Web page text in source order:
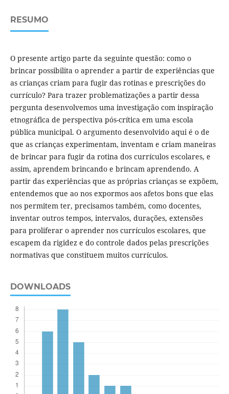
RESUMO
O presente artigo parte da seguinte questão: como o
brincar possibilita o aprender a partir de experiências que
as crianças criam para fugir das rotinas e prescrições do
currículo? Para trazer problematizações a partir dessa
pergunta desenvolvemos uma investigação com inspiração
etnográfica de perspectiva pós-crítica em uma escola
pública municipal. O argumento desenvolvido aqui é o de
que as crianças experimentam, inventam e criam maneiras
de brincar para fugir da rotina dos currículos escolares, e
assim, aprendem brincando e brincam aprendendo. A
partir das experiências que as próprias crianças se expõem,
entendemos que ao nos expormos aos afetos bons que elas
nos permitem ter, precisamos também, como docentes,
inventar outros tempos, intervalos, durações, extensões
para proliferar o aprender nos currículos escolares, que
escapem da rigidez e do controle dados pelas prescrições
normativas que constituem muitos currículos.
DOWNLOADS